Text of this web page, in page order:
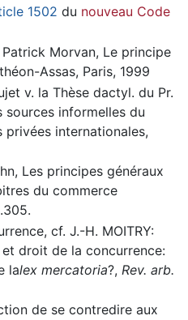
1502 du nouveau Code
Morvan, Le principe
Assas, Paris, 1999
v. la Thèse dactyl. du Pr.
sources informelles du
internationales,
Les principes généraux
du commerce
cf. J.-H. MOITRY:
droit de la concurrence:
lalex mercatoria?, Rev. arb.
de se contredire aux